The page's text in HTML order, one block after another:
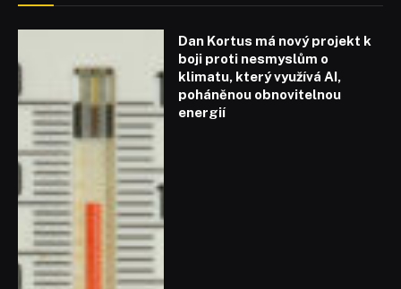
Dan Kortus má nový projekt k
boji proti nesmyslům o
klimatu, který využívá AI,
poháněnou obnovitelnou
energií